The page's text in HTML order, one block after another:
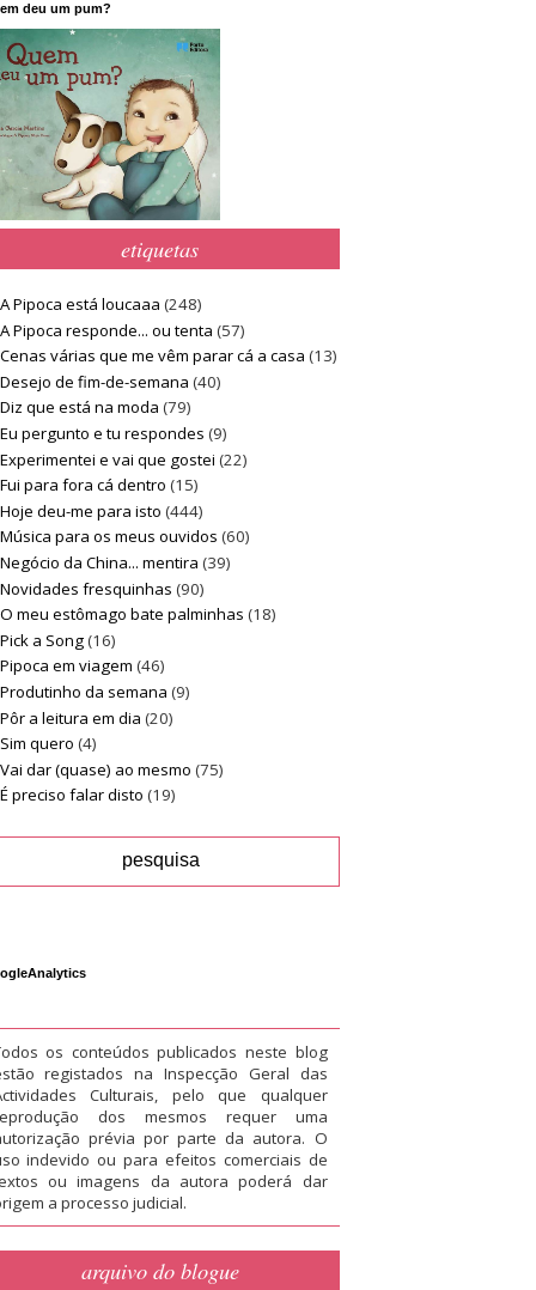
deu um pum?
etiquetas
A Pipoca está loucaaa (248)
A Pipoca responde... ou tenta (57)
Cenas várias que me vêm parar cá a casa (13)
Desejo de fim-de-semana (40)
Diz que está na moda (79)
Eu pergunto e tu respondes (9)
Experimentei e vai que gostei (22)
Fui para fora cá dentro (15)
Hoje deu-me para isto (444)
Música para os meus ouvidos (60)
Negócio da China... mentira (39)
Novidades fresquinhas (90)
O meu estômago bate palminhas (18)
Pick a Song(16)
Pipoca em viagem (46)
Produtinho da semana (9)
Pôr a leitura em dia (20)
Sim quero (4)
Vai dar (quase) ao mesmo (75)
É preciso falar disto (19)
os conteúdos publicados neste blog
registados na Inspecção Geral das
Culturais, pelo que qualquer
dos mesmos requer uma
prévia por parte da autora. O
indevido ou para efeitos comerciais de
ou imagens da autora poderá dar
a processo judicial.
arquivo do blogue